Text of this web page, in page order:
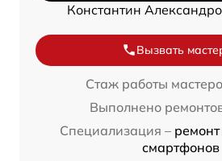
Константин
Вызвать
Стаж работы
Выполнено
Специализация –
смартфонов